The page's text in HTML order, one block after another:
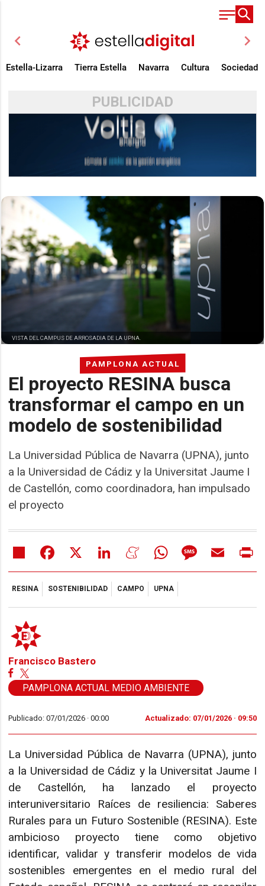
chevron_left chevron_right
Estella-Lizarra Tierra Estella Navarra Cultura Sociedad
PUBLICIDAD
PAMPLONA ACTUAL
El proyecto RESINA busca
transformar el campo en un
modelo de sostenibilidad
La Universidad Pública de Navarra (UPNA), junto
a la Universidad de Cádiz y la Universitat Jaume I
de Castellón, como coordinadora, han impulsado
el proyecto
VISTA DEL CAMPUS DE ARROSADIA DE LA UPNA.
Share Facebook LinkedIn MeneameWhatsAppMessageEmail
RESINA SOSTENIBILIDAD CAMPO UPNA
Francisco Bastero
PAMPLONA ACTUAL MEDIO AMBIENTE
Publicado: 07/01/2026 ·00:00 Actualizado: 07/01/2026 · 09:50
La Universidad Pública de Navarra (UPNA), junto
a la Universidad de Cádiz y la Universitat Jaume I
de Castellón, ha lanzado el proyecto
interuniversitario Raíces de resiliencia: Saberes
Rurales para un Futuro Sostenible (RESINA). Este
ambicioso proyecto tiene como objetivo
identificar, validar y transferir modelos de vida
sostenibles emergentes en el medio rural del